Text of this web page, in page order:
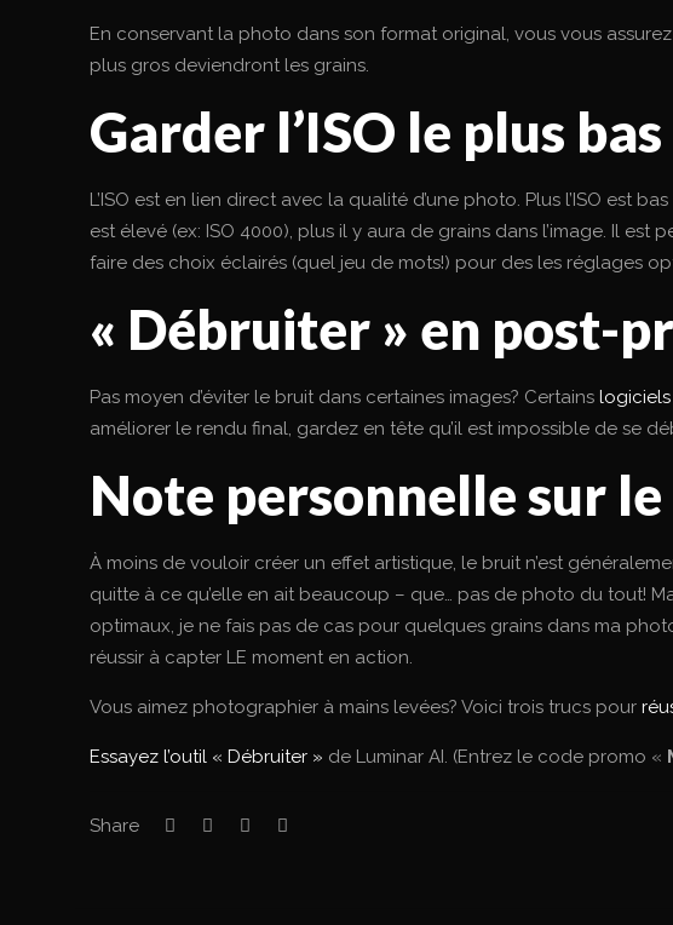
En conservant la photo dans son format original, vous vous
plus gros deviendront les grains.
Garder l’ISO le plus
L’ISO est en lien direct avec la qualité d’une photo. Plus l’ISO est
est élevé (ex: ISO 4000), plus il y aura de grains dans l’image. Il
faire des choix éclairés (quel jeu de mots!) pour des les réglages
« Débruiter » en post-
Pas moyen d’éviter le bruit dans certaines images? Certains
améliorer le rendu final, gardez en tête qu’il est impossible de se
Note personnelle sur
À moins de vouloir créer un effet artistique, le bruit n’est
quitte à ce qu’elle en ait beaucoup – que… pas de photo du tout!
optimaux, je ne fais pas de cas pour quelques grains dans ma
réussir à capter LE moment en action.
Vous aimez photographier à mains levées? Voici trois trucs pour
Essayez l’outil « Débruiter » de Luminar AI. (Entrez le code promo «
Share